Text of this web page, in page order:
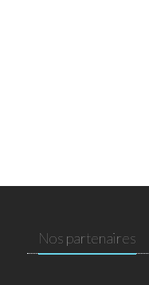
Nos partenaires